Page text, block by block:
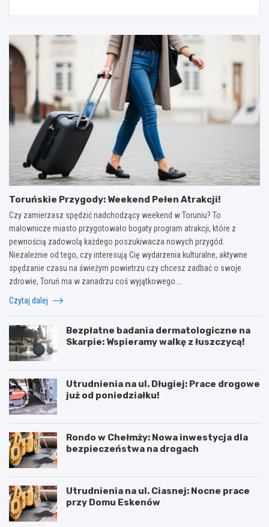
Toruńskie Przygody: Weekend Pełen Atrakcji!
Czy zamierzasz spędzić nadchodzący weekend w Toruniu? To
malownicze miasto przygotowało bogaty program atrakcji, które z
pewnością zadowolą każdego poszukiwacza nowych przygód.
Niezależnie od tego, czy interesują Cię wydarzenia kulturalne, aktywne
spędzanie czasu na świeżym powietrzu czy chcesz zadbać o swoje
zdrowie, Toruń ma w zanadrzu coś wyjątkowego.…
Czytaj dalej
Bezpłatne badania dermatologiczne na
Skarpie: Wspieramy walkę z łuszczycą!
Utrudnienia na ul. Długiej: Prace drogowe
już od poniedziałku!
Rondo w Chełmży: Nowa inwestycja dla
bezpieczeństwa na drogach
Utrudnienia na ul. Ciasnej: Nocne prace
przy Domu Eskenów